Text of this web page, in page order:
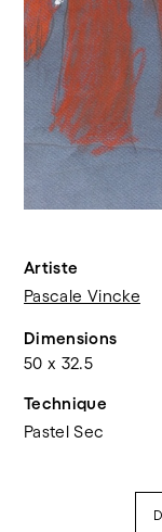
Artiste
Pascale Vincke
Dimensions
50 x 32.5
Technique
Pastel Sec